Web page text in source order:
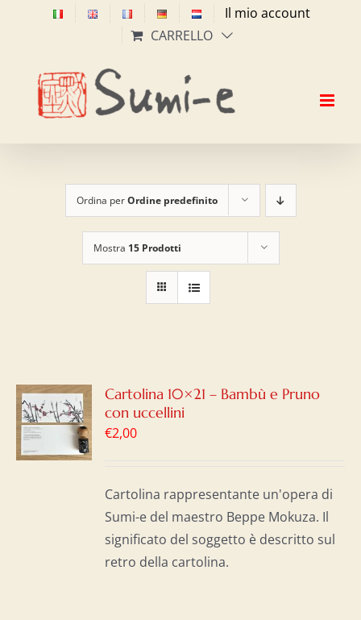
Il mio account
CARRELLO
Ordina perOrdine predefinito
Mostra 15 Prodotti
Cartolina 10×21 – Bambù e Pruno
con uccellini
€2,00
Cartolina rappresentante un'opera di
Sumi-e del maestro Beppe Mokuza. Il
significato del soggetto è descritto sul
retro della cartolina.